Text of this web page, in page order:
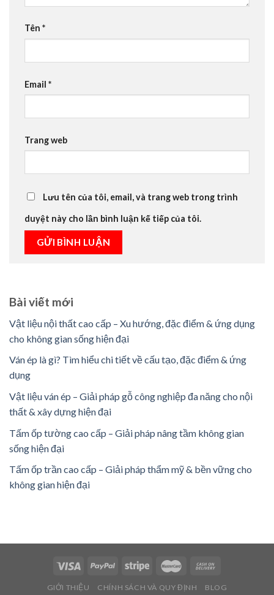
Tên *
Email *
Trang web
Lưu tên của tôi, email, và trang web trong trình
duyệt này cho lần bình luận kế tiếp của tôi.
Bài viết mới
Vật liệu nội thất cao cấp – Xu hướng, đặc điểm & ứng dụng
cho không gian sống hiện đại
Ván ép là gì? Tìm hiểu chi tiết về cấu tạo, đặc điểm & ứng
dụng
Vật liệu ván ép – Giải pháp gỗ công nghiệp đa năng cho nội
thất & xây dựng hiện đại
Tấm ốp tường cao cấp – Giải pháp nâng tầm không gian
sống hiện đại
Tấm ốp trần cao cấp – Giải pháp thẩm mỹ & bền vững cho
không gian hiện đại
GIỚI THIỆU CHÍNH SÁCH VÀ QUY ĐỊNH BLOG